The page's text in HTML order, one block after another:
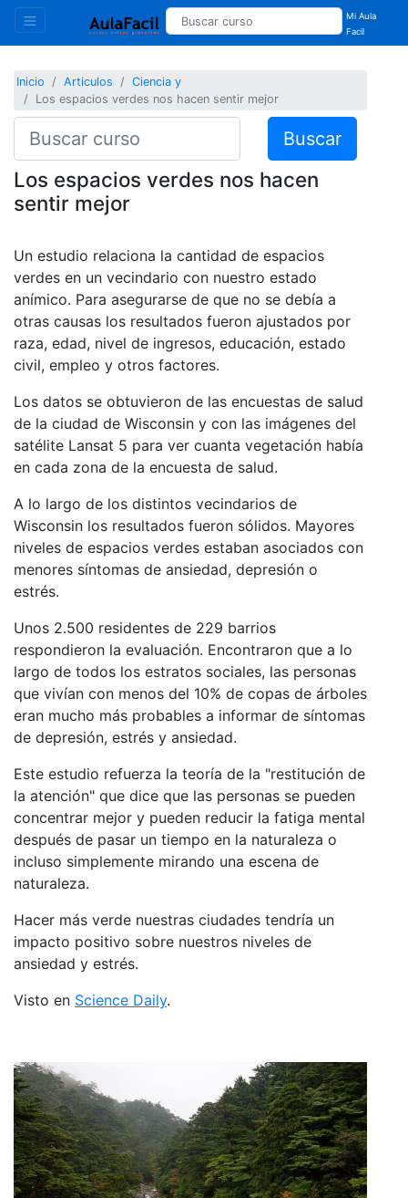
Mi Aula
Facil
Inicio Articulos
Ciencia y
Los espacios verdes nos hacen sentir mejor
Buscar
Los espacios verdes nos hacen
sentir mejor
Un estudio relaciona la cantidad de espacios
verdes en un vecindario con nuestro estado
anímico. Para asegurarse de que no se debía a
otras causas los resultados fueron ajustados por
raza, edad, nivel de ingresos, educación, estado
civil, empleo y otros factores.
Los datos se obtuvieron de las encuestas de salud
de la ciudad de Wisconsin y con las imágenes del
satélite Lansat 5 para ver cuanta vegetación había
en cada zona de la encuesta de salud.
A lo largo de los distintos vecindarios de
Wisconsin los resultados fueron sólidos. Mayores
niveles de espacios verdes estaban asociados con
menores síntomas de ansiedad, depresión o
estrés.
Unos 2.500 residentes de 229 barrios
respondieron la evaluación. Encontraron que a lo
largo de todos los estratos sociales, las personas
que vivían con menos del 10% de copas de árboles
eran mucho más probables a informar de síntomas
de depresión, estrés y ansiedad.
Este estudio refuerza la teoría de la "restitución de
la atención" que dice que las personas se pueden
concentrar mejor y pueden reducir la fatiga mental
después de pasar un tiempo en la naturaleza o
incluso simplemente mirando una escena de
naturaleza.
Hacer más verde nuestras ciudades tendría un
impacto positivo sobre nuestros niveles de
ansiedad y estrés.
Visto en Science Daily.